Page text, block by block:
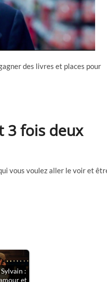
des livres et places pour
3 fois deux
vous voulez aller le voir et
:
et